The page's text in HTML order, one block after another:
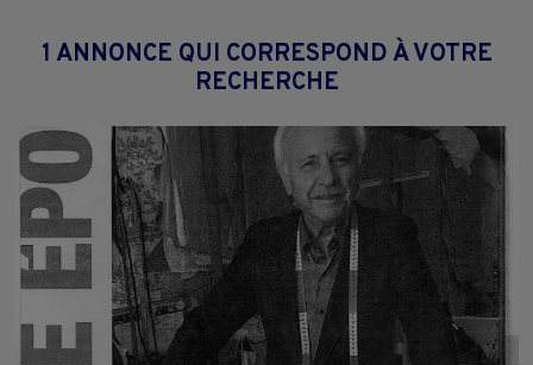
1 ANNONCE QUI CORRESPOND À VOTRE
RECHERCHE